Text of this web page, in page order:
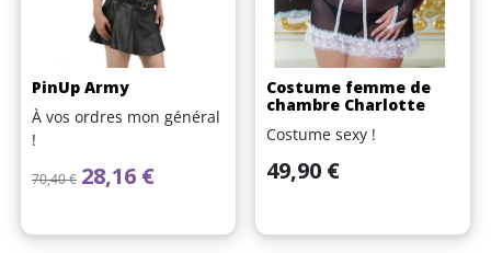
PinUp Army
À vos ordres mon général
!
Prix de base
70,40 € Prix
28,16 €
Costume femme de
chambre Charlotte
Costume sexy !
Prix
49,90 €